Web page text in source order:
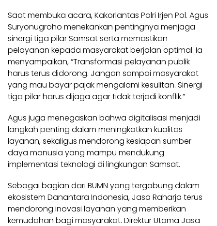
Saat membuka acara, Kakorlantas Polri Irjen Pol. Agus
Suryonugroho menekankan pentingnya menjaga
sinergi tiga pilar Samsat serta memastikan
pelayanan kepada masyarakat berjalan optimal. Ia
menyampaikan, “Transformasi pelayanan publik
harus terus didorong. Jangan sampai masyarakat
yang mau bayar pajak mengalami kesulitan. Sinergi
tiga pilar harus dijaga agar tidak terjadi konflik.”
Agus juga menegaskan bahwa digitalisasi menjadi
langkah penting dalam meningkatkan kualitas
layanan, sekaligus mendorong kesiapan sumber
daya manusia yang mampu mendukung
implementasi teknologi di lingkungan Samsat.
Sebagai bagian dari BUMN yang tergabung dalam
ekosistem Danantara Indonesia, Jasa Raharja terus
mendorong inovasi layanan yang memberikan
kemudahan bagi masyarakat. Direktur Utama Jasa